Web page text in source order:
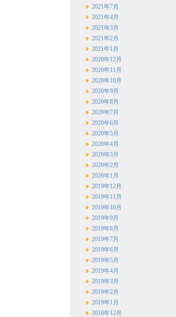
2021年7月
2021年4月
2021年3月
2021年2月
2021年1月
2020年12月
2020年11月
2020年10月
2020年9月
2020年8月
2020年7月
2020年6月
2020年5月
2020年4月
2020年3月
2020年2月
2020年1月
2019年12月
2019年11月
2019年10月
2019年9月
2019年8月
2019年7月
2019年6月
2019年5月
2019年4月
2019年3月
2019年2月
2019年1月
2018年12月